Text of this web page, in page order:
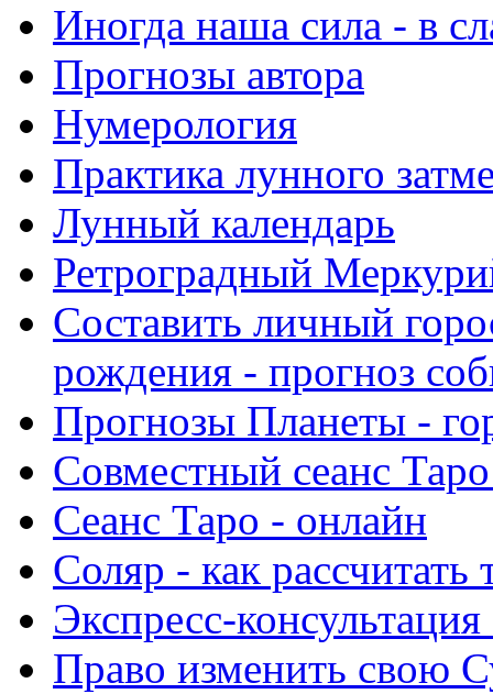
Иногда наша сила - в
Прогнозы автора
Нумерология
Практика лунного
Лунный календарь
Ретроградный
Составить личный
рождения - прогноз
Прогнозы Планеты -
Совместный сеанс
Сеанс Таро - онлайн
Соляр - как
Экспресс-
Право изменить свою